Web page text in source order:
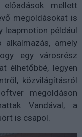
mellett
megoldásokat is
leapmotion például
alkalmazás, amely
egy városrész
élhetőbbé, legyen
közvilágításról
megoldáson
Vandával, a
is csapol.